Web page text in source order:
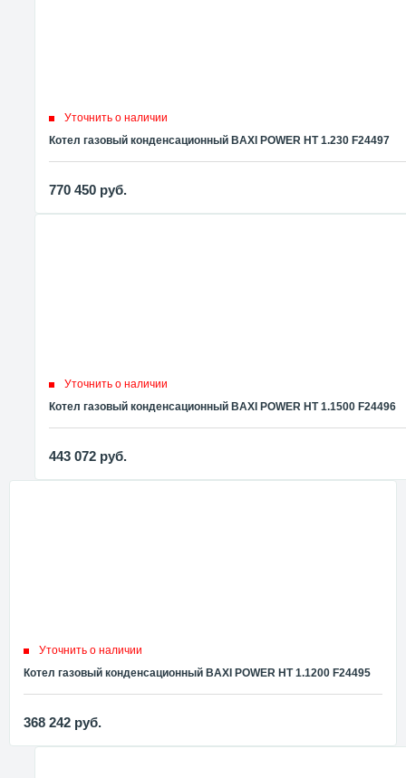
Уточнить о наличии
Котел газовый конденсационный BAXI POWER HT 1.230 F24497
770 450 руб.
Уточнить о наличии
Котел газовый конденсационный BAXI POWER HT 1.1500 F24496
443 072 руб.
Уточнить о наличии
Котел газовый конденсационный BAXI POWER HT 1.1200 F24495
368 242 руб.